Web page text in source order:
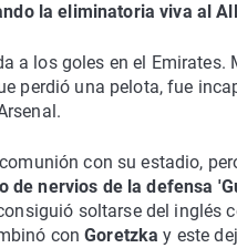
la eliminatoria viva al
a los goles en el
perdió una pelota, fue
con su estadio,
de nervios de la defensa
soltarse del inglés
conGoretzkay este